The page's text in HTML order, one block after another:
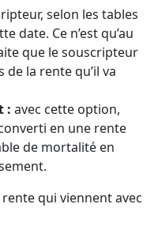
selon les tables
date. Ce n’est qu’au
que le souscripteur
la rente qu’il va
: avec cette option,
en une rente
de mortalité en
qui viennent avec